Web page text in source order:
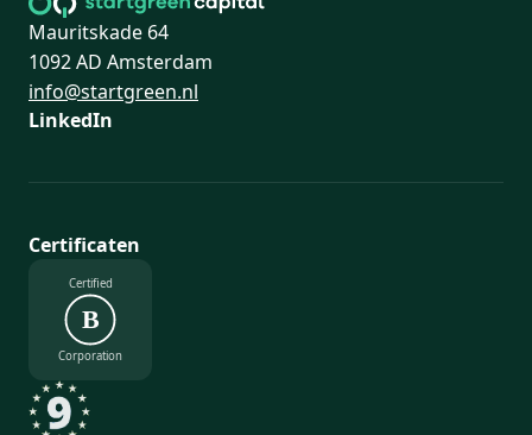
Mauritskade 64
1092 AD Amsterdam
info@startgreen.nl
LinkedIn
Certificaten
Certified
B
Corporation